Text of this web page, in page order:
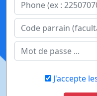
J'accepte